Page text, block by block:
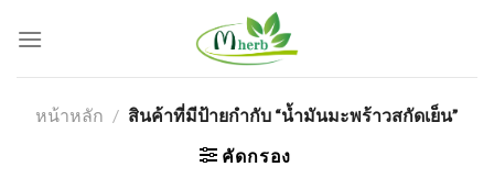
หน้าหลัก / สินค้าที่มีป้ายกำกับ “น้ำมันมะพร้าวสกัดเย็น”
คัดกรอง